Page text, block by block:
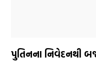
પુતિનના નિવેદનથી